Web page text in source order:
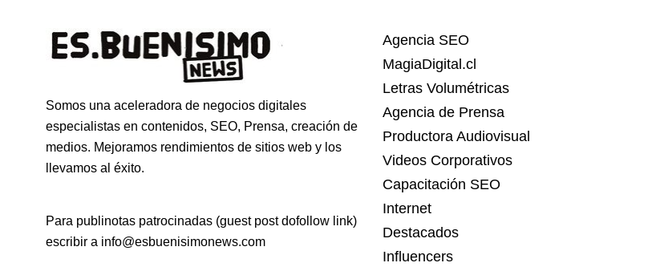
Somos una aceleradora de negocios digitales
especialistas en contenidos, SEO, Prensa, creación de
medios. Mejoramos rendimientos de sitios web y los
llevamos al éxito.
Para publinotas patrocinadas (guest post dofollow link)
escribir a info@esbuenisimonews.com
Agencia SEO
MagiaDigital.cl
Letras Volumétricas
Agencia de Prensa
Productora Audiovisual
Videos Corporativos
Capacitación SEO
Internet
Destacados
Influencers